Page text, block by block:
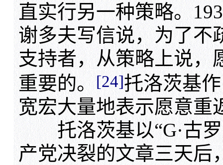
直实行另一种策略。
谢多夫写信说，为了不
支持者，从策略上说，
重要的。
[24]托洛茨基
宽宏大量地表示愿意重
托洛茨基以“G·古罗
产党决裂的文章三天后